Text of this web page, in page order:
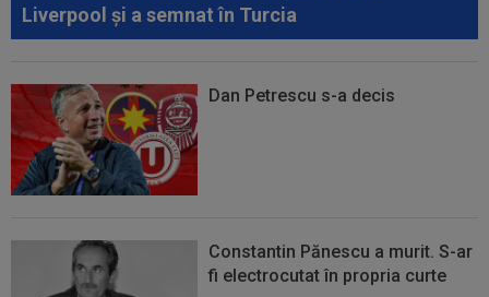
Liverpool și a semnat în Turcia
Dan Petrescu s-a decis
Constantin Pănescu a murit. S-ar
fi electrocutat în propria curte